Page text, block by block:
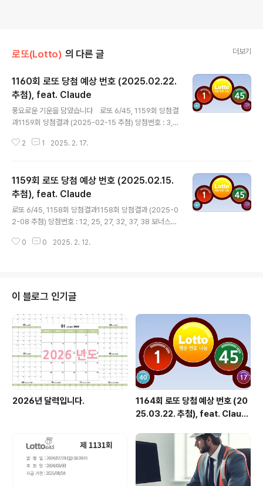
로또(Lotto) 의 다른 글 더보기
1160회 로또 당첨 예상 번호 (2025.02.22.
추첨), feat. Claude
풍요로운 기운을 담았습니다 로또 6/45, 1159회 당첨결
과1159회 당첨결과 (2025-02-15 추첨) 당첨번호 : 3,
원(23명 / 13억) 그냥 뜬금없이 이번 주를 위한 행운 번호
세트: 7, 13, 25, 34, 38, 45행운의 7과 13을 포함한 상
승세 조합큰 행운을 기원하는 45로 마무리했습니다 2세
트: 3, 11, 24, 32, 41, 43완전수 3으로 시작하는 균형잡
힌 조합고르게 분포된 숫자들로 구성했어요 3세트: 5, 15,
27, 33, 39, 425로 시작하는 안정적인 성장 조합..
2 1 2025. 2. 17.
1159회 로또 당첨 예상 번호 (2025.02.15.
추첨), feat. Claude
로또 6/45, 1158회 당첨결과1158회 당첨결과 (2025-0
2-08 추첨) 당첨번호 : 12, 25, 27, 32, 37, 38 보너스번
행운번호 6개의 숫자 조합을 7개 추천해줘. 이번 주의 행
6행운의 7로 시작하는 상승세 조합고르게 분포된 숫자들
로 구성했습니다 3세트: 3, 11, 25, 29, 34, 39완전수 3
으로 시작하는 풍요로운 조합마지막 39로 힘차게 마무리
했습니다 4세트: 6, 14, 21, 27, 32,..
0 0 2025. 2. 12.
이 블로그 인기글
2026년 달력입니다.
1164회 로또 당첨 예상 번호 (20
25.03.22. 추첨), feat. Claud